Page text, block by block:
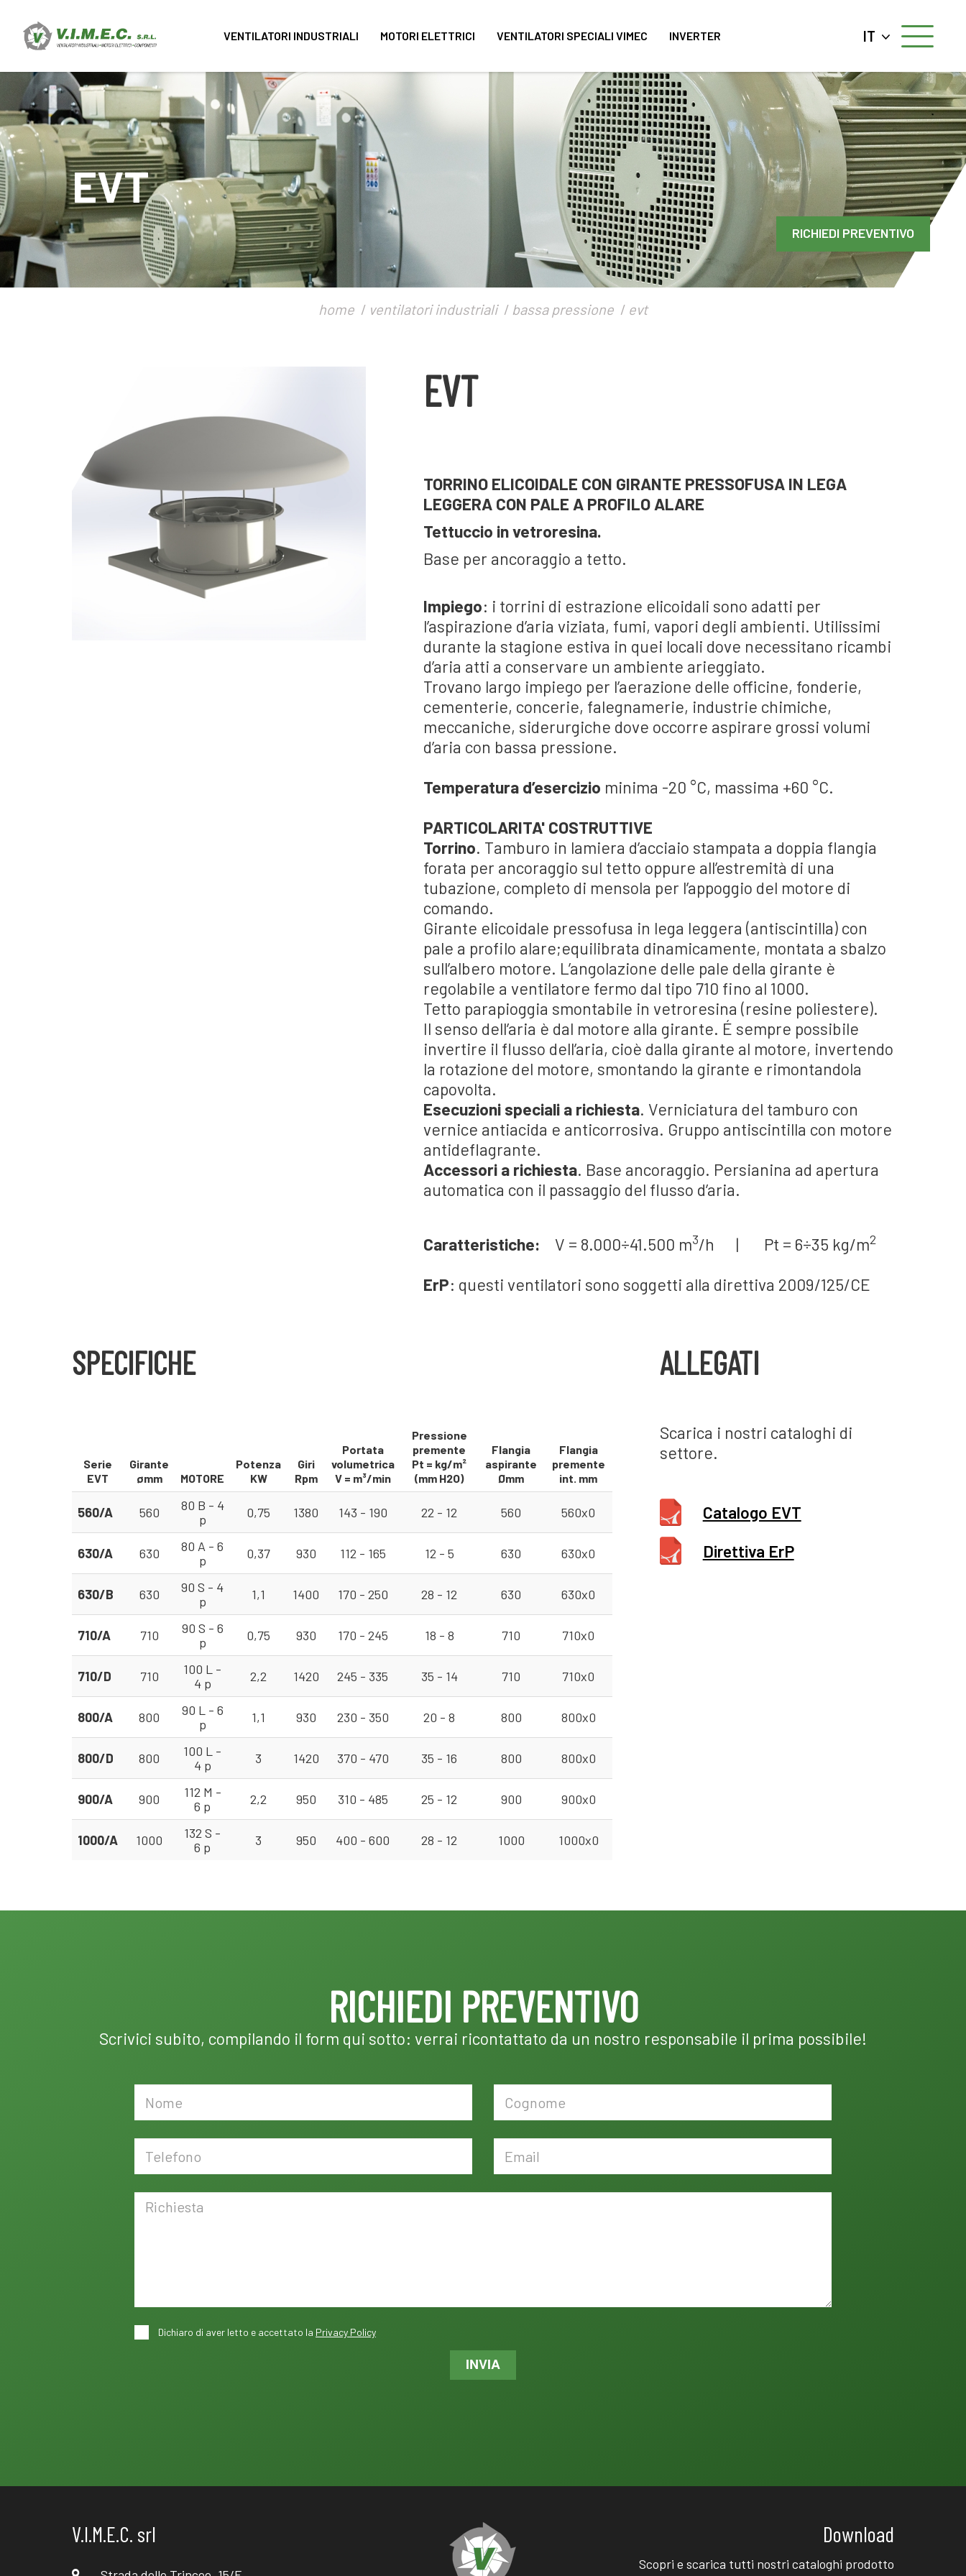
VENTILATORI INDUSTRIALI MOTORI ELETTRICI VENTILATORI SPECIALI VIMEC INVERTER IT
EVT
RICHIEDI PREVENTIVO
home ventilatori industriali bassa pressione evt
EVT
TORRINO ELICOIDALE CON GIRANTE PRESSOFUSA IN LEGA
LEGGERA CON PALE A PROFILO ALARE
Tettuccio in vetroresina.
Base per ancoraggio a tetto.
Impiego: i torrini di estrazione elicoidali sono adatti per
l’aspirazione d’aria viziata, fumi, vapori degli ambienti. Utilissimi
durante la stagione estiva in quei locali dove necessitano ricambi
d’aria atti a conservare un ambiente arieggiato.
Trovano largo impiego per l’aerazione delle officine, fonderie,
cementerie, concerie, falegnamerie, industrie chimiche,
meccaniche, siderurgiche dove occorre aspirare grossi volumi
d’aria con bassa pressione.
Temperatura d’esercizio minima -20 °C, massima +60 °C.
PARTICOLARITA' COSTRUTTIVE
Torrino. Tamburo in lamiera d’acciaio stampata a doppia flangia
forata per ancoraggio sul tetto oppure all’estremità di una
tubazione, completo di mensola per l’appoggio del motore di
comando.
Girante elicoidale pressofusa in lega leggera (antiscintilla) con
pale a profilo alare;equilibrata dinamicamente, montata a sbalzo
sull’albero motore. L’angolazione delle pale della girante è
regolabile a ventilatore fermo dal tipo 710 fino al 1000.
Tetto parapioggia smontabile in vetroresina (resine poliestere).
Il senso dell’aria è dal motore alla girante. É sempre possibile
invertire il flusso dell’aria, cioè dalla girante al motore, invertendo
la rotazione del motore, smontando la girante e rimontandola
capovolta.
Esecuzioni speciali a richiesta. Verniciatura del tamburo con
vernice antiacida e anticorrosiva. Gruppo antiscintilla con motore
antideflagrante.
Accessori a richiesta. Base ancoraggio. Persianina ad apertura
automatica con il passaggio del flusso d’aria.
Caratteristiche: V = 8.000÷41.500 m3/h | Pt = 6÷35 kg/m2
ErP: questi ventilatori sono soggetti alla direttiva 2009/125/CE
SPECIFICHE
Serie
EVT
Girante
ømm
MOTORE
Potenza
KW
Giri
Rpm
Portata
volumetrica
V = m³/min
Pressione
premente
Pt = kg/m²
(mm H2O)
Flangia
aspirante
Ømm
Flangia
premente
int. mm
560/A 560
80 B - 4
p
0,75 1380 143 - 190 22 - 12 560 560x0
630/A 630
80 A - 6
p
0,37 930 112 - 165 12 - 5 630 630x0
630/B 630
90 S - 4
p
1,1 1400 170 - 250 28 - 12 630 630x0
710/A 710
90 S - 6
p
0,75 930 170 - 245 18 - 8 710 710x0
710/D 710
100 L -
4 p
2,2 1420 245 - 335 35 - 14 710 710x0
800/A 800
90 L - 6
p
1,1 930 230 - 350 20 - 8 800 800x0
800/D 800
100 L -
4 p
3 1420 370 - 470 35 - 16 800 800x0
900/A 900
112 M -
6 p
2,2 950 310 - 485 25 - 12 900 900x0
1000/A 1000
132 S -
6 p
3 950 400 - 600 28 - 12 1000 1000x0
ALLEGATI
Scarica i nostri cataloghi di
settore.
Catalogo EVT
Direttiva ErP
RICHIEDI PREVENTIVO
Scrivici subito, compilando il form qui sotto: verrai ricontattato da un nostro responsabile il prima possibile!
Dichiaro di aver letto e accettato la Privacy Policy
INVIA
V.I.M.E.C. srl Download
Scopri e scarica tutti nostri cataloghi prodotto